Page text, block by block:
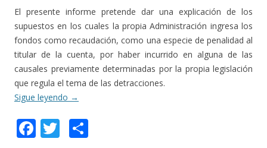
El presente informe pretende dar una explicación de los
supuestos en los cuales la propia Administración ingresa los
fondos como recaudación, como una especie de penalidad al
titular de la cuenta, por haber incurrido en alguna de las
causales previamente determinadas por la propia legislación
que regula el tema de las detracciones.
Sigue leyendo →
F T